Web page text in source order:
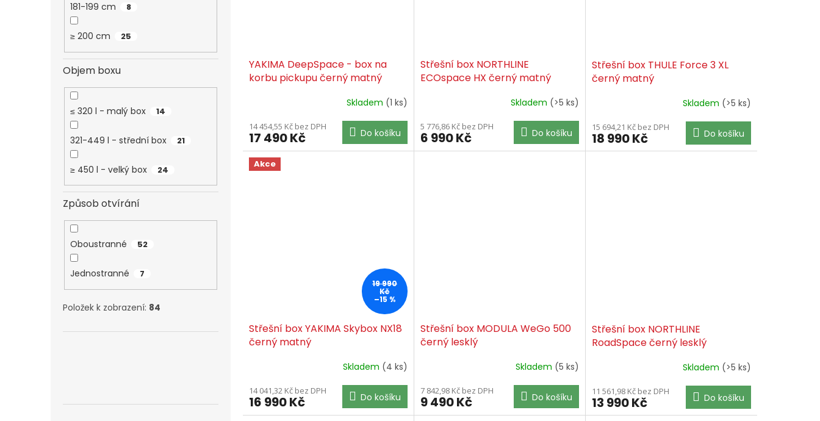
181-199 cm 8
≥ 200 cm 25
Objem boxu
≤ 320 l - malý box 14
321-449 l - střední box 21
≥ 450 l - velký box 24
Způsob otvírání
Oboustranné 52
Jednostranné 7
Položek k zobrazení: 84
YAKIMA DeepSpace - box na
korbu pickupu černý matný
Skladem (1 ks)
14 454,55 Kč bez DPH
17 490 Kč Do košíku
Střešní box NORTHLINE
ECOspace HX černý matný
Skladem (>5 ks)
5 776,86 Kč bez DPH
6 990 Kč Do košíku
Střešní box THULE Force 3 XL
černý matný
Skladem (>5 ks)
15 694,21 Kč bez DPH
18 990 Kč Do košíku
Akce
19 990
Kč
–15 %
Střešní box YAKIMA Skybox NX18
černý matný
Skladem (4 ks)
14 041,32 Kč bez DPH
16 990 Kč Do košíku
Střešní box MODULA WeGo 500
černý lesklý
Skladem (5 ks)
7 842,98 Kč bez DPH
9 490 Kč Do košíku
Střešní box NORTHLINE
RoadSpace černý lesklý
Skladem (>5 ks)
11 561,98 Kč bez DPH
13 990 Kč Do košíku